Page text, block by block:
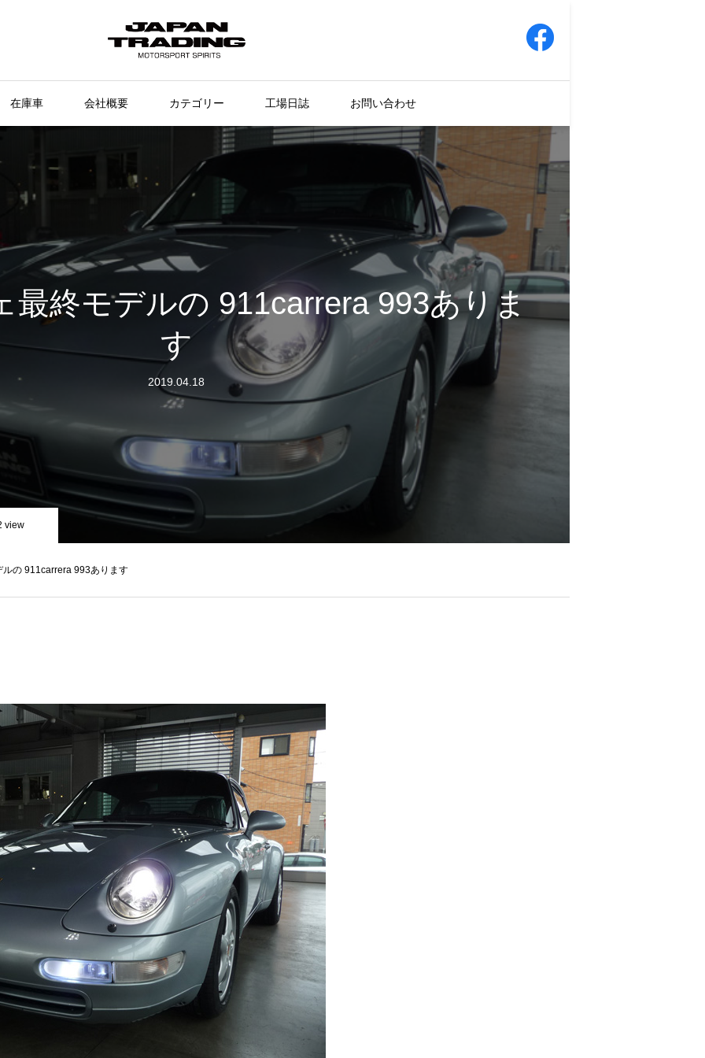
在庫車 会社概要 カテゴリー 工場日誌 お問い合わせ
最終モデルの 911carrera 993ありま
す
2019.04.18
view
ルの 911carrera 993あります